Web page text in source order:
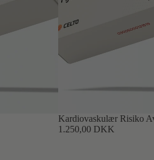
Kardiovaskulær Risiko
1.250,00 DKK